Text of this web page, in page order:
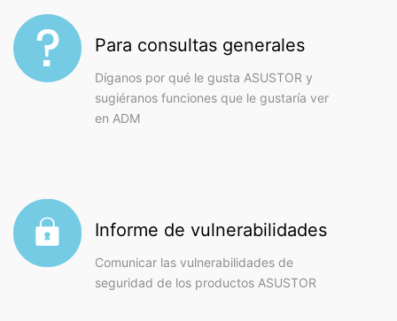
Para consultas generales
Díganos por qué le gusta ASUSTOR y
sugiéranos funciones que le gustaría ver
en ADM
Informe de vulnerabilidades
Comunicar las vulnerabilidades de
seguridad de los productos ASUSTOR